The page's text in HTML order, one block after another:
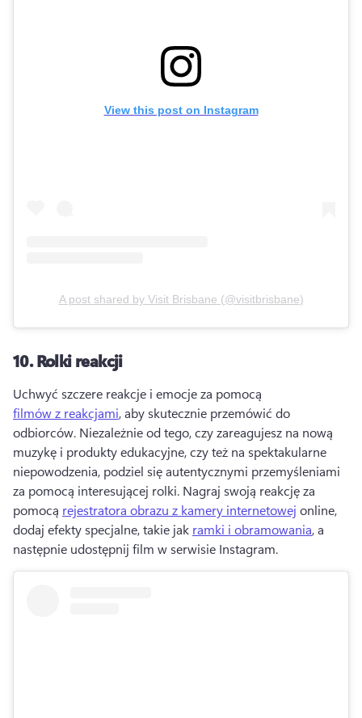
View this post on Instagram
A post shared by Visit Brisbane (@visitbrisbane)
10.Rolki reakcji
Uchwyć szczere reakcje i emocje za pomocą
filmów z reakcjami, aby skutecznie przemówić do
odbiorców. Niezależnie od tego, czy zareagujesz na nową
muzykę i produkty edukacyjne, czy też na spektakularne
niepowodzenia, podziel się autentycznymi przemyśleniami
za pomocą interesującej rolki. Nagraj swoją reakcję za
pomocą rejestratora obrazu z kamery internetowej online,
dodaj efekty specjalne, takie jak ramki i obramowania, a
następnie udostępnij film w serwisie Instagram.